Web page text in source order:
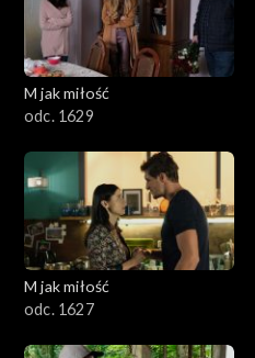
M jak miłość
odc. 1629
M jak miłość
odc. 1627